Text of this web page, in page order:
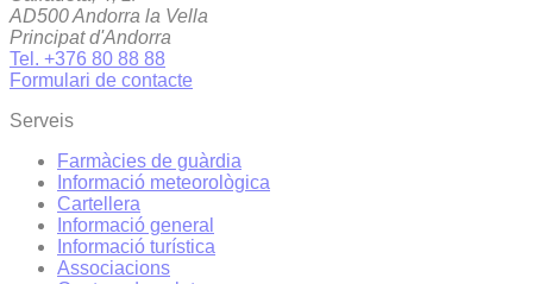
AD500 Andorra la Vella
Principat d'Andorra
Tel. +376 80 88 88
Formulari de contacte
Serveis
Farmàcies de guàrdia
Informació meteorològica
Cartellera
Informació general
Informació turística
Associacions